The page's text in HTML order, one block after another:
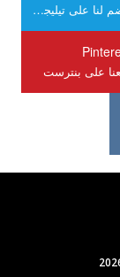
انضم لنا على تيليجرام
على بنترست